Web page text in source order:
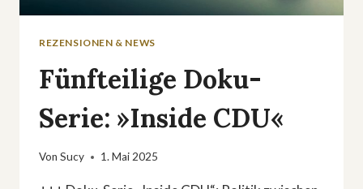
REZENSIONEN & NEWS
Fünfteilige Doku-
Serie: »Inside CDU«
Von Sucy 1. Mai 2025